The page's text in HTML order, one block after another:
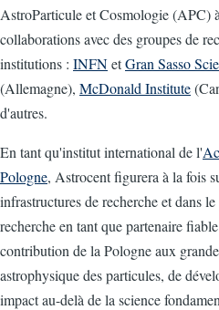
AstroParticule et Cosmologie (APC)
collaborations avec des groupes de
institutions : INFNetGran Sasso
(Allemagne), McDonald Institute
d'autres.
En tant qu'institut international de l'
Pologne, Astrocent figurera à la fois
infrastructures de recherche et dans
recherche en tant que partenaire
contribution de la Pologne aux
astrophysique des particules, de
impact au-delà de la science